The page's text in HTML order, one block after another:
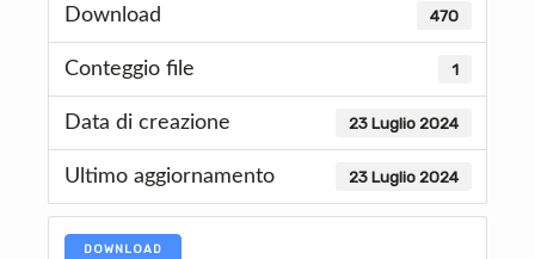
Download 470
Conteggio file 1
Data di creazione 23 Luglio 2024
Ultimo aggiornamento 23 Luglio 2024
DOWNLOAD